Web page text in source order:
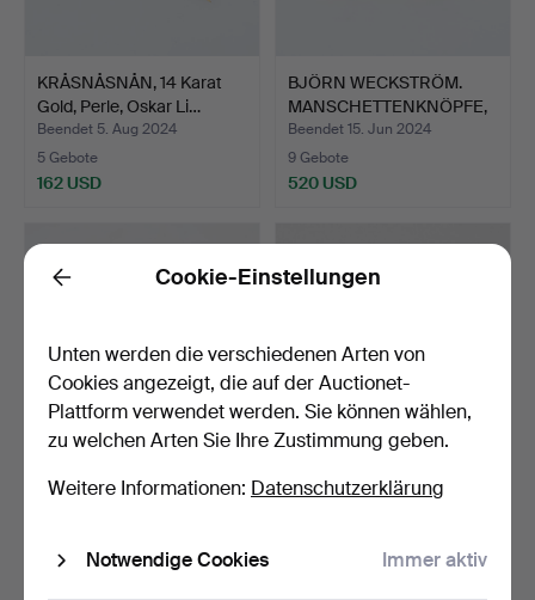
KRÅSNÅSNÅN, 14 Karat
Gold, Perle, Oskar Li…
Beendet 5. Aug 2024
5 Gebote
162 USD
BJÖRN WECKSTRÖM.
MANSCHETTENKNÖPFE,
Elefan…
Beendet 15. Jun 2024
9 Gebote
520 USD
Manschettenknöpfe,
10 Gebote
BJÖRN WECKSTRÖM. Ein
Back Cookie-Einstellungen
Unten werden die verschiedenen Arten von
Cookies angezeigt, die auf der Auctionet-
Plattform verwendet werden. Sie können wählen,
zu welchen Arten Sie Ihre Zustimmung geben.
Weitere Informationen: Datenschutzerklärung
Notwendige Cookies Immer aktiv